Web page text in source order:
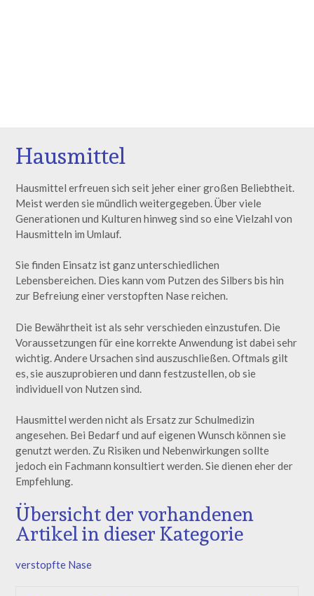
Hausmittel
Hausmittel erfreuen sich seit jeher einer großen Beliebtheit.
Meist werden sie mündlich weitergegeben. Über viele
Generationen und Kulturen hinweg sind so eine Vielzahl von
Hausmitteln im Umlauf.
Sie finden Einsatz ist ganz unterschiedlichen
Lebensbereichen. Dies kann vom Putzen des Silbers bis hin
zur Befreiung einer verstopften Nase reichen.
Die Bewährtheit ist als sehr verschieden einzustufen. Die
Voraussetzungen für eine korrekte Anwendung ist dabei sehr
wichtig. Andere Ursachen sind auszuschließen. Oftmals gilt
es, sie auszuprobieren und dann festzustellen, ob sie
individuell von Nutzen sind.
Hausmittel werden nicht als Ersatz zur Schulmedizin
angesehen. Bei Bedarf und auf eigenen Wunsch können sie
genutzt werden. Zu Risiken und Nebenwirkungen sollte
jedoch ein Fachmann konsultiert werden. Sie dienen eher der
Empfehlung.
Übersicht der vorhandenen
Artikel in dieser Kategorie
verstopfte Nase